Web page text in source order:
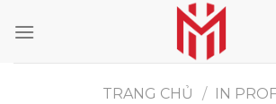
TRANG CHỦ / IN